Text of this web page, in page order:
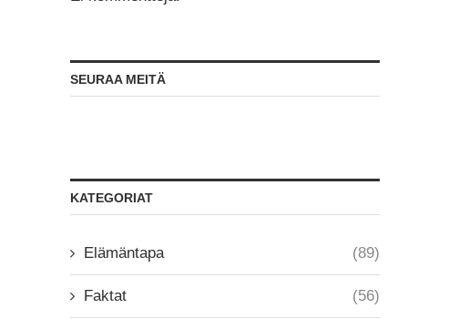
SEURAA MEITÄ
KATEGORIAT
Elämäntapa (89)
Faktat (56)